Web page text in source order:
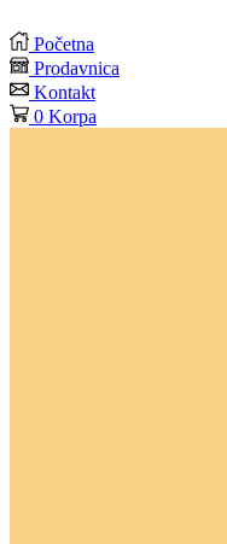
Početna
Prodavnica
Kontakt
0 Korpa